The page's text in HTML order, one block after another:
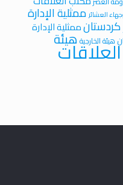
العشائر ممثلية الإدارة
كردستانممثلية الإدارة
هيئة الخارجية هيئة